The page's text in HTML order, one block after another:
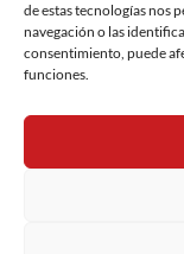
de estas tecnologías nos
navegación o las
consentimiento, puede
funciones.
Integrity de
preservar la imagen
políticas de Brand